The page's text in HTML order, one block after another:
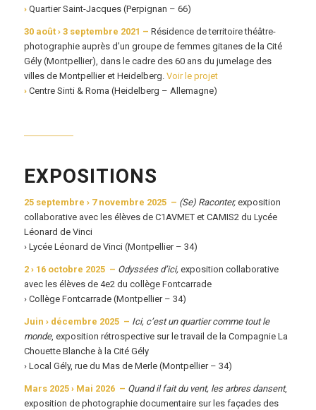
›Quartier Saint-Jacques (Perpignan – 66)
30 août › 3 septembre 2021 – Résidence de territoire théâtre-
photographie auprès d’un groupe de femmes gitanes de la Cité
Gély (Montpellier), dans le cadre des 60 ans du jumelage des
villes de Montpellier et Heidelberg. Voir le projet
›Centre Sinti & Roma (Heidelberg – Allemagne)
EXPOSITIONS
25 septembre › 7 novembre 2025 – (Se) Raconter,exposition
collaborative avec les élèves de C1AVMET et CAMIS2 du Lycée
Léonard de Vinci
› Lycée Léonard de Vinci (Montpellier – 34)
2 › 16 octobre 2025 – Odyssées d’ici, exposition collaborative
avec les élèves de 4e2 du collège Fontcarrade
› Collège Fontcarrade (Montpellier – 34)
Juin › décembre 2025 – Ici, c’est un quartier comme tout le
monde, exposition rétrospective sur le travail de la Compagnie La
Chouette Blanche à la Cité Gély
› Local Gély, rue du Mas de Merle (Montpellier – 34)
Mars 2025 › Mai 2026 – Quand il fait du vent, les arbres dansent,
exposition de photographie documentaire sur les façades des